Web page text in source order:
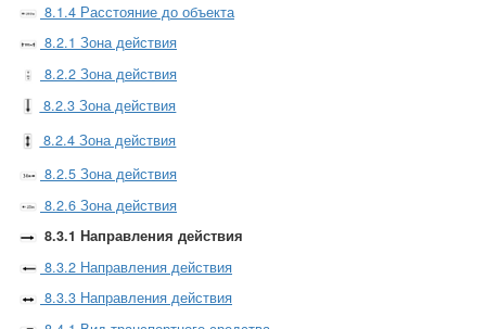
8.1.4 Расстояние до объекта
8.2.1 Зона действия
8.2.2 Зона действия
8.2.3 Зона действия
8.2.4 Зона действия
8.2.5 Зона действия
8.2.6 Зона действия
8.3.1 Направления действия
8.3.2 Направления действия
8.3.3 Направления действия